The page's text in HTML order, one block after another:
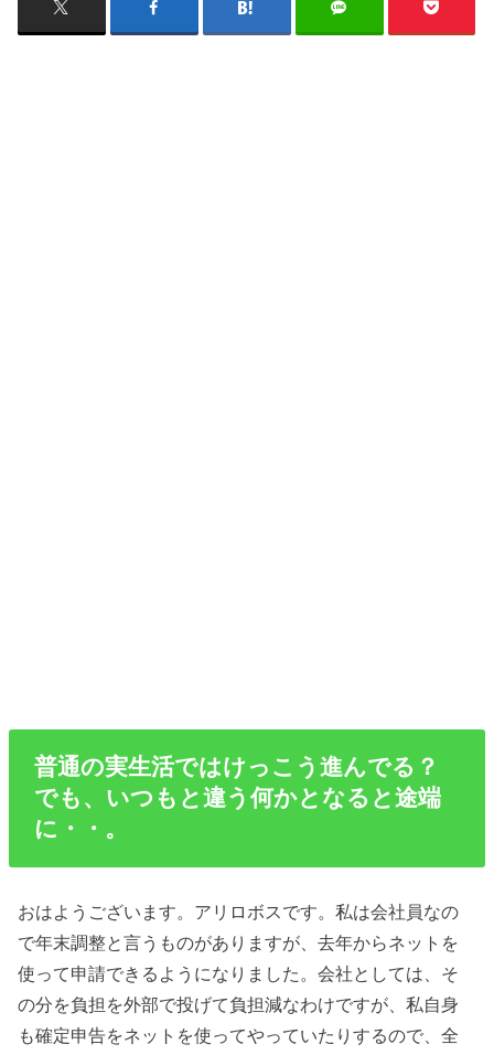
普通の実生活ではけっこう進んでる？
でも、いつもと違う何かとなると途端
に・・。
おはようございます。アリロボスです。私は会社員なの
で年末調整と言うものがありますが、去年からネットを
使って申請できるようになりました。会社としては、そ
の分を負担を外部で投げて負担減なわけですが、私自身
も確定申告をネットを使ってやっていたりするので、全